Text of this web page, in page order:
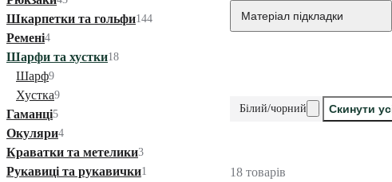
Шкарпетки та гольфи144
Ремені4
Шарфи та хустки18
Шарф9
Хустка9
Гаманці5
Окуляри4
Краватки та метелики3
Рукавиці та рукавички1
Матеріал підкладки
Білий/чорний Скинути
18 товарів